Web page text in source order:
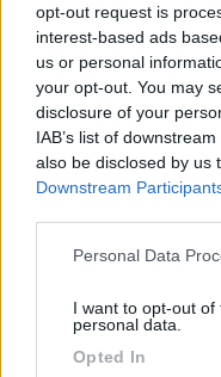
opt-out request is
interest-based ads
us or personal
your opt-out. You may
disclosure of your
IAB’s list of
also be disclosed by us
Downstream
Please note that this
not limited to your visit
grant or deny consent
use your data for
Personal Data
I want to opt-out
personal data.
Opted In
Punto sosta
pende...
Passo Rolle (TN) - 9.8km
SS50